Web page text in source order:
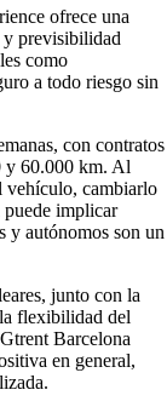
ofrece una
y previsibilidad
como
a todo riesgo sin
con contratos
y 60.000 km. Al
vehículo, cambiarlo
implicar
y autónomos son un
junto con la
flexibilidad del
Barcelona
en general,